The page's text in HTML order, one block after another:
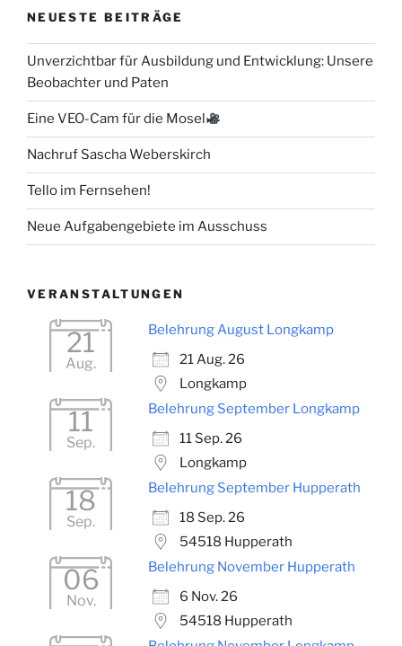
NEUESTE BEITRÄGE
Unverzichtbar für Ausbildung und Entwicklung: Unsere
Beobachter und Paten
Eine VEO-Cam für die Mosel
Nachruf Sascha Weberskirch
Tello im Fernsehen!
Neue Aufgabengebiete im Ausschuss
VERANSTALTUNGEN
21
Aug.
Belehrung August Longkamp
21 Aug. 26
Longkamp
11
Sep.
Belehrung September Longkamp
11 Sep. 26
Longkamp
18
Sep.
Belehrung September Hupperath
18 Sep. 26
54518 Hupperath
06
Nov.
Belehrung November Hupperath
6 Nov. 26
54518 Hupperath